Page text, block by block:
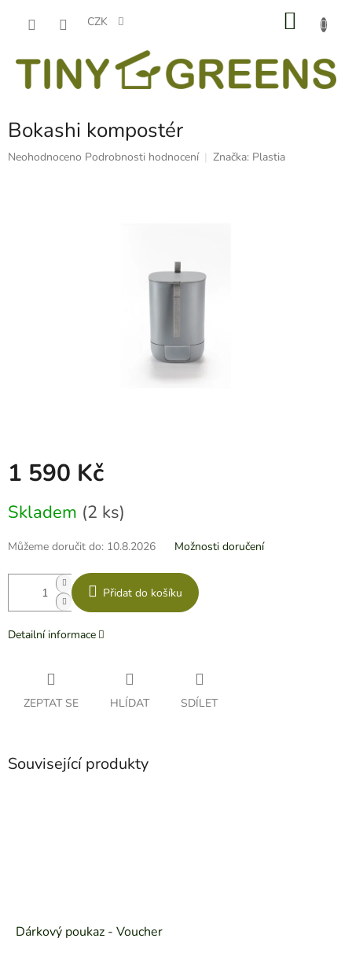
CZK
Bokashi kompostér
Průměrné
Neohodnoceno Podrobnosti hodnocení Značka: Plastia
1 590 Kč
cena:
Skladem (2 ks)
Můžeme doručit do: 10.8.2026 Možnosti doručení
Přidat do košíku
Detailní informace
ZEPTAT SE HLÍDAT SDÍLET
Související produkty
Dárkový poukaz - Voucher